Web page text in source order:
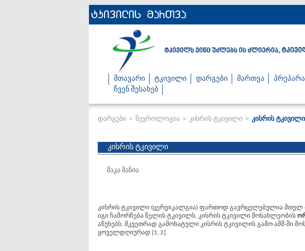
მთავარი ტკივილი დარგები მართვა
ჩვენ შესახებ
დარგები > ნევროლოგია > კისრის ტკივილი > კისრის ტკივილი
კისრის ტკივილი
მაკა მანია
კისრის ტკივილი (ცერვიკალგია) ფართოდ გავრცელებულია მთელ
იგი ჩამორჩება წელის ტკივილს. კისრის ტკივილი მოსახლეობის
აწუხებს. მკვეთრად გამოხატული კისრის ტკივილის გამო აშშ-ში
ყოველდღიურად [1, 2].